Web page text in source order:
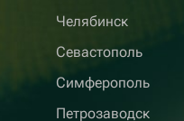
Челябинск
Севастополь
Симферополь
Петрозаводск